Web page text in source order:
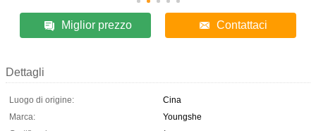
Miglior prezzo Contattaci
Dettagli
Luogo di origine:
Cina
Marca:
Youngshe